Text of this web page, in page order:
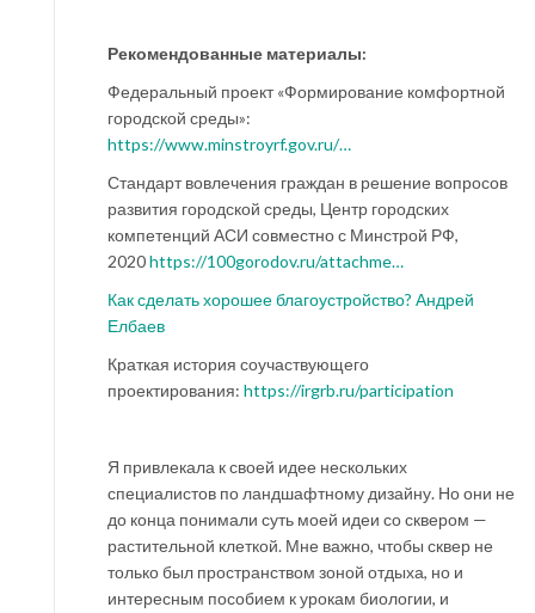
Рекомендованные материалы:
Федеральный проект «Формирование комфортной
городской среды»:
https://www.minstroyrf.gov.ru/…
Стандарт вовлечения граждан в решение вопросов
развития городской среды, Центр городских
компетенций АСИ совместно с Минстрой РФ,
2020https://100gorodov.ru/attachme…
Как сделать хорошее благоустройство? Андрей
Елбаев
Краткая история соучаствующего
проектирования: https://irgrb.ru/participation
Я привлекала к своей идее нескольких
специалистов по ландшафтному дизайну. Но они не
до конца понимали суть моей идеи со сквером —
растительной клеткой. Мне важно, чтобы сквер не
только был пространством зоной отдыха, но и
интересным пособием к урокам биологии, и